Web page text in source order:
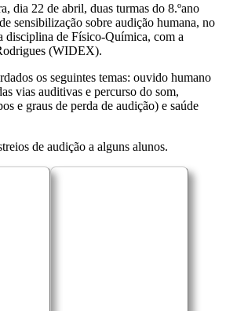
dia 22 de abril, duas turmas do 8.ºano
sensibilização sobre audição humana, no
disciplina de Físico-Química, com a
(WIDEX).
os seguintes temas: ouvido humano
vias auditivas e percurso do som,
e graus de perda de audição) e saúde
de audição a alguns alunos.